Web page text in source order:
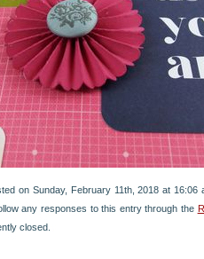
on Sunday, February 11th, 2018 at 16:06
any responses to this entry through the
closed.